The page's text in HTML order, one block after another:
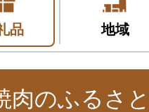
品 地域
肉のふるさ